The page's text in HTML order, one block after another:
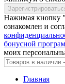
Нажимая кнопку
ознакомлен и
бонусной
моих
Главная